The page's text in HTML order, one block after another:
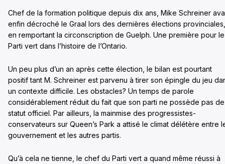
Chef de la formation politique depuis dix ans, Mike Schreiner
enfin décroché le Graal lors des dernières élections provinciales,
en remportant la circonscription de Guelph. Une première pour le
Parti vert dans l’histoire de l’Ontario.
Un peu plus d’un an après cette élection, le bilan est pourtant
positif tant M. Schreiner est parvenu à tirer son épingle du jeu
un contexte difficile. Les obstacles? Un temps de parole
considérablement réduit du fait que son parti ne possède pas de
statut officiel. Par ailleurs, la mainmise des progressistes-
conservateurs sur Queen’s Park a attisé le climat délétère entre
gouvernement et les autres partis.
Qu’à cela ne tienne, le chef du Parti vert a quand même réussi à